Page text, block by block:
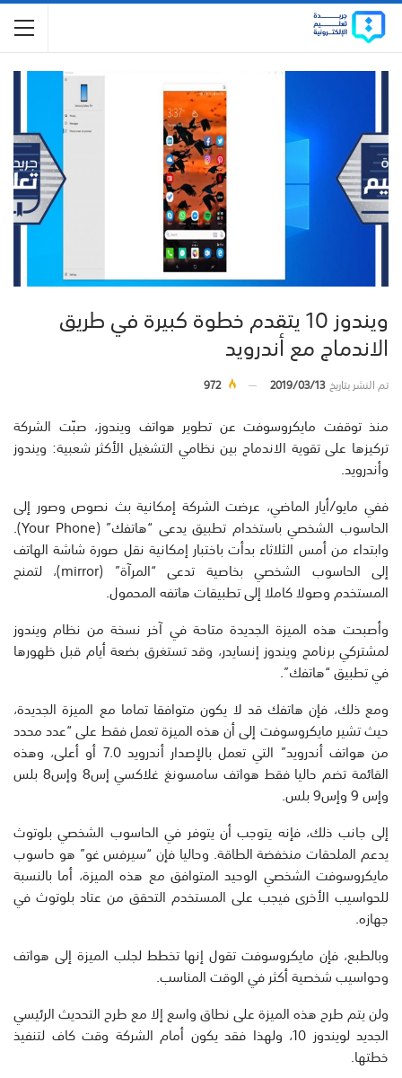
ويندوز 10 يتقدم خطوة كبيرة في طريق
الاندماج مع أندرويد
تم النشر بتاريخ2019/03/13
972
منذ توقفت مايكروسوفت عن تطوير هواتف ويندوز، صبّت الشركة
تركيزها على تقوية الاندماج بين نظامي التشغيل الأكثر شعبية: ويندوز
وأندرويد.
ففي مايو/أيار الماضي، عرضت الشركة إمكانية بث نصوص وصور إلى
الحاسوب الشخصي باستخدام تطبيق يدعى “هاتفك” (Your Phone).
وابتداء من أمس الثلاثاء بدأت باختبار إمكانية نقل صورة شاشة الهاتف
إلى الحاسوب الشخصي بخاصية تدعى “المرآة” (mirror)، لتمنح
المستخدم وصولا كاملا إلى تطبيقات هاتفه المحمول.
وأصبحت هذه الميزة الجديدة متاحة في آخر نسخة من نظام ويندوز
لمشتركي برنامج ويندوز إنسايدر، وقد تستغرق بضعة أيام قبل ظهورها
في تطبيق “هاتفك”.
ومع ذلك، فإن هاتفك قد لا يكون متوافقا تماما مع الميزة الجديدة،
حيث تشير مايكروسوفت إلى أن هذه الميزة تعمل فقط على “عدد محدد
من هواتف أندرويد” التي تعمل بالإصدار أندرويد 7.0 أو أعلى، وهذه
القائمة تضم حاليا فقط هواتف سامسونغ غلاكسي إس8 وإس8 بلس
وإس 9 وإس9 بلس.
إلى جانب ذلك، فإنه يتوجب أن يتوفر في الحاسوب الشخصي بلوتوث
يدعم الملحقات منخفضة الطاقة. وحاليا فإن “سيرفس غو” هو حاسوب
مايكروسوفت الشخصي الوحيد المتوافق مع هذه الميزة، أما بالنسبة
للحواسيب الأخرى فيجب على المستخدم التحقق من عتاد بلوتوث في
جهازه.
وبالطبع، فإن مايكروسوفت تقول إنها تخطط لجلب الميزة إلى هواتف
وحواسيب شخصية أكثر في الوقت المناسب.
ولن يتم طرح هذه الميزة على نطاق واسع إلا مع طرح التحديث الرئيسي
الجديد لويندوز 10، ولهذا فقد يكون أمام الشركة وقت كاف لتنفيذ
خطتها.